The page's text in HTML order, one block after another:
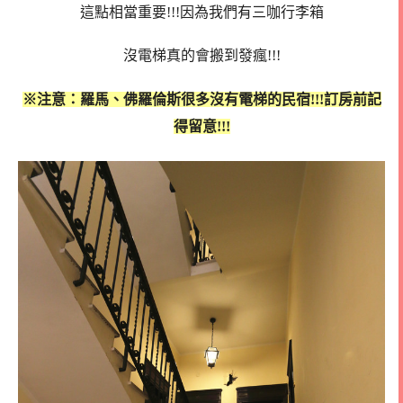
這點相當重要!!!因為我們有三咖行李箱
沒電梯真的會搬到發瘋!!!
※注意：羅馬、佛羅倫斯很多沒有電梯的民宿!!!訂房前記
得留意!!!